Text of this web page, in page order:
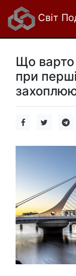
Світ
Що варто
при